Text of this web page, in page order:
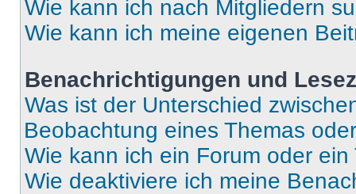
Wie kann ich nach Mitgliedern
Wie kann ich meine eigenen
Benachrichtigungen und
Was ist der Unterschied
Beobachtung eines Themas
Wie kann ich ein Forum oder
Wie deaktiviere ich meine